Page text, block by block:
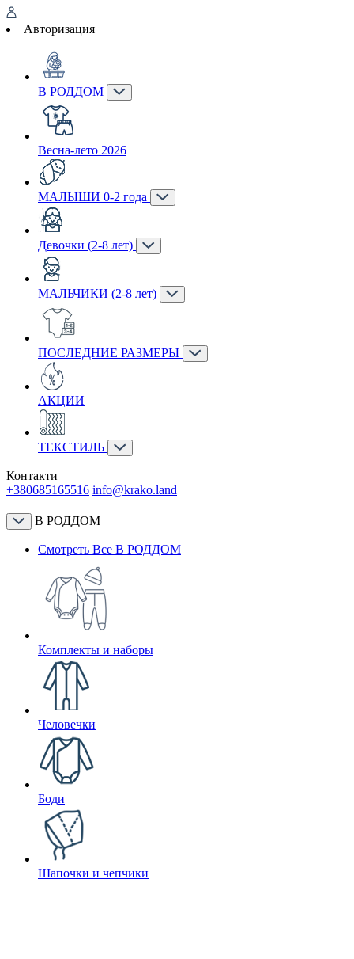
Авторизация
В РОДДОМ
Весна-лето 2026
МАЛЫШИ 0-2 года
Девочки (2-8 лет)
МАЛЬЧИКИ (2-8 лет)
ПОСЛЕДНИЕ РАЗМЕРЫ
АКЦИИ
ТЕКСТИЛЬ
Контакти
+380685165516 info@krako.land
В РОДДОМ
Смотреть Все В РОДДОМ
Комплекты и наборы
Человечки
Боди
Шапочки и чепчики